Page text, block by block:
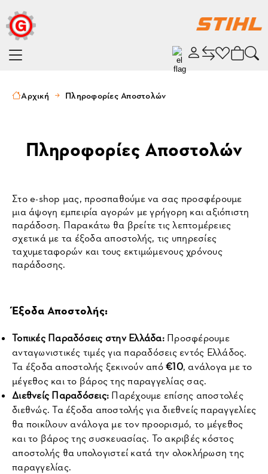
Αρχική Πληροφορίες Αποστολών
Πληροφορίες Αποστολών
Στο e-shop μας, προσπαθούμε να σας προσφέρουμε
μια άψογη εμπειρία αγορών με γρήγορη και αξιόπιστη
παράδοση. Παρακάτω θα βρείτε τις λεπτομέρειες
σχετικά με τα έξοδα αποστολής, τις υπηρεσίες
ταχυμεταφορών και τους εκτιμώμενους χρόνους
παράδοσης.
Έξοδα Αποστολής:
Τοπικές Παραδόσεις στην Ελλάδα: Προσφέρουμε
ανταγωνιστικές τιμές για παραδόσεις εντός Ελλάδος.
Τα έξοδα αποστολής ξεκινούν από €10, ανάλογα με το
μέγεθος και το βάρος της παραγγελίας σας.
Διεθνείς Παραδόσεις: Παρέχουμε επίσης αποστολές
διεθνώς. Τα έξοδα αποστολής για διεθνείς παραγγελίες
θα ποικίλουν ανάλογα με τον προορισμό, το μέγεθος
και το βάρος της συσκευασίας. Το ακριβές κόστος
αποστολής θα υπολογιστεί κατά την ολοκλήρωση της
παραγγελίας.